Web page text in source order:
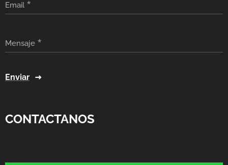
Email
Mensaje
Enviar
CONTACTANOS